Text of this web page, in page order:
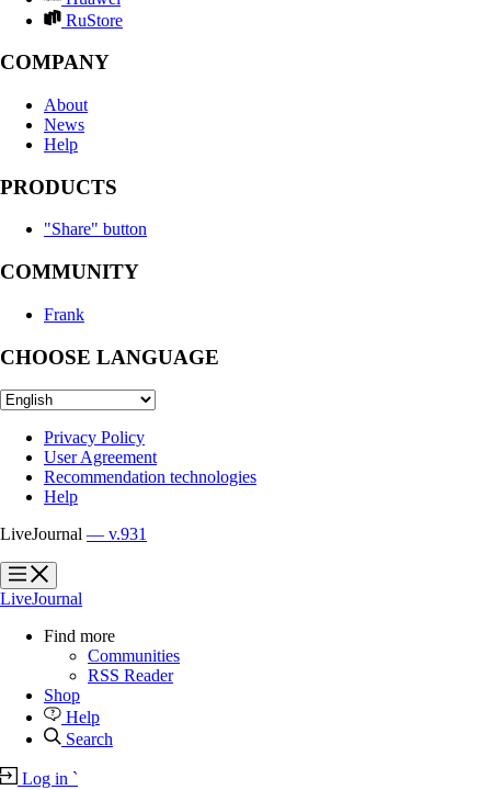
RuStore
COMPANY
About
News
Help
PRODUCTS
"Share" button
COMMUNITY
Frank
CHOOSE LANGUAGE
Privacy Policy
User Agreement
Recommendation technologies
Help
LiveJournal — v.931
?
?
LiveJournal
Find more
Communities
RSS Reader
Shop
Help
Search
Log in `